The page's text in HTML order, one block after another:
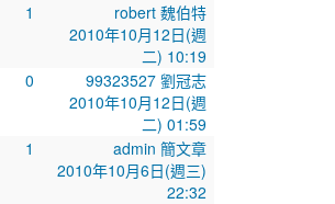
1
robert 魏伯特
2010年10月12日(週
二) 10:19
0
99323527 劉冠志
2010年10月12日(週
二) 01:59
1
admin 簡文章
2010年10月6日(週三)
22:32